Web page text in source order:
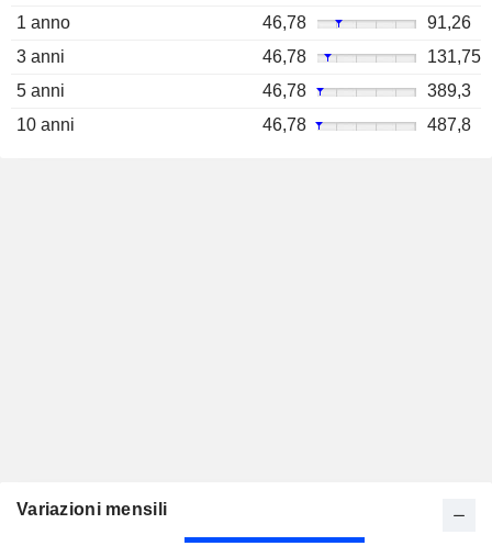
1 anno
46,78
91,26
3 anni
46,78
131,75
5 anni
46,78
389,3
10 anni
46,78 487,8
Variazioni mensili